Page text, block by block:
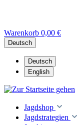
Warenkorb 0,00 €
Deutsch
Deutsch
English
Jagdshop
Jagdstrategien